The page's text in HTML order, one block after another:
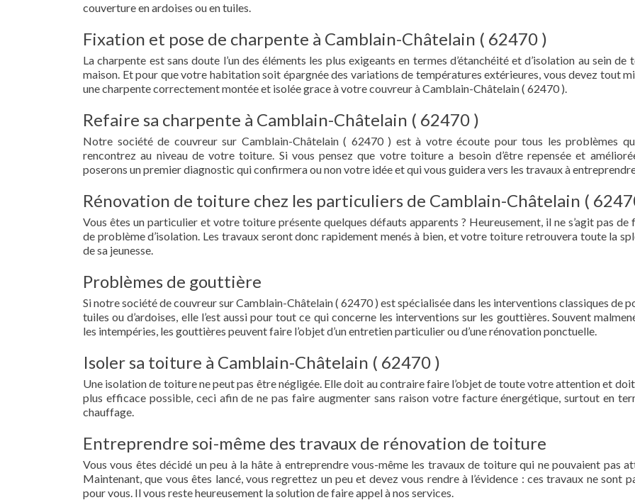
couverture en ardoises ou en tuiles.
Fixation et pose de charpente à Camblain-Châtelain ( 62470 )
La charpente est sans doute l’un des éléments les plus exigeants en termes d’étanchéité et d’isolation au sein de
maison. Et pour que votre habitation soit épargnée des variations de températures extérieures, vous devez tout
une charpente correctement montée et isolée grace à votre couvreur à Camblain-Châtelain ( 62470 ).
Refaire sa charpente à Camblain-Châtelain ( 62470 )
Notre société de couvreur sur Camblain-Châtelain ( 62470 ) est à votre écoute pour tous les problèmes
rencontrez au niveau de votre toiture. Si vous pensez que votre toiture a besoin d’être repensée et
poserons un premier diagnostic qui confirmera ou non votre idée et qui vous guidera vers les travaux à
Rénovation de toiture chez les particuliers de Camblain-Châtelain (
Vous êtes un particulier et votre toiture présente quelques défauts apparents ? Heureusement, il ne s’agit pas de
de problème d’isolation. Les travaux seront donc rapidement menés à bien, et votre toiture retrouvera toute la
de sa jeunesse.
Problèmes de gouttière
Si notre société de couvreur sur Camblain-Châtelain ( 62470 ) est spécialisée dans les interventions classiques de
tuiles ou d’ardoises, elle l’est aussi pour tout ce qui concerne les interventions sur les gouttières. Souvent
les intempéries, les gouttières peuvent faire l’objet d’un entretien particulier ou d’une rénovation ponctuelle.
Isoler sa toiture à Camblain-Châtelain ( 62470 )
Une isolation de toiture ne peut pas être négligée. Elle doit au contraire faire l’objet de toute votre attention et
plus efficace possible, ceci afin de ne pas faire augmenter sans raison votre facture énergétique, surtout en
chauffage.
Entreprendre soi-même des travaux de rénovation de toiture
Vous vous êtes décidé un peu à la hâte à entreprendre vous-même les travaux de toiture qui ne pouvaient pas
Maintenant, que vous êtes lancé, vous regrettez un peu et devez vous rendre à l’évidence : ces travaux ne sont
pour vous. Il vous reste heureusement la solution de faire appel à nos services.